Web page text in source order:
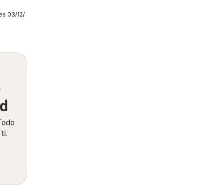
03/12/2025